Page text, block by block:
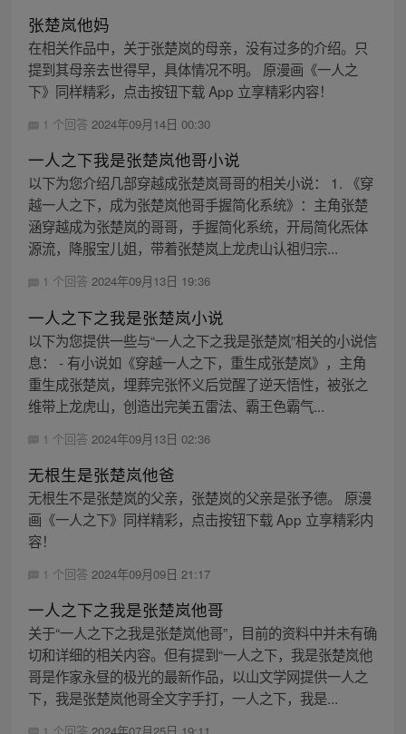
张楚岚他妈
在相关作品中，关于张楚岚的母亲，没有过多的介绍。只
提到其母亲去世得早，具体情况不明。 原漫画《一人之
下》同样精彩，点击按钮下载 App 立享精彩内容！
1 个回答 2024年09月14日 00:30
一人之下我是张楚岚他哥小说
以下为您介绍几部穿越成张楚岚哥哥的相关小说： 1. 《穿
越一人之下，成为张楚岚他哥手握简化系统》：主角张楚
涵穿越成为张楚岚的哥哥，手握简化系统，开局简化炁体
源流，降服宝儿姐，带着张楚岚上龙虎山认祖归宗...
1 个回答 2024年09月13日 19:36
一人之下之我是张楚岚小说
以下为您提供一些与“一人之下之我是张楚岚”相关的小说信
息： - 有小说如《穿越一人之下，重生成张楚岚》，主角
重生成张楚岚，埋葬完张怀义后觉醒了逆天悟性，被张之
维带上龙虎山，创造出完美五雷法、霸王色霸气...
1 个回答 2024年09月13日 02:36
无根生是张楚岚他爸
无根生不是张楚岚的父亲，张楚岚的父亲是张予德。 原漫
画《一人之下》同样精彩，点击按钮下载 App 立享精彩内
容！
1 个回答 2024年09月09日 21:17
一人之下之我是张楚岚他哥
关于“一人之下之我是张楚岚他哥”，目前的资料中并未有确
切和详细的相关内容。但有提到“一人之下，我是张楚岚他
哥是作家永昼的极光的最新作品，以山文学网提供一人之
下，我是张楚岚他哥全文字手打，一人之下，我是...